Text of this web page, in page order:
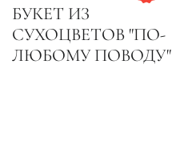
БУКЕТ ИЗ
СУХОЦВЕТОВ "ПО-
ЛЮБОМУ ПОВОДУ"